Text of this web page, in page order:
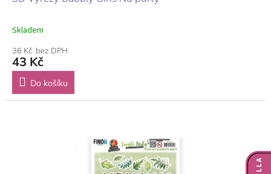
Skladem
36 Kč bez DPH
43 Kč
Do košíku